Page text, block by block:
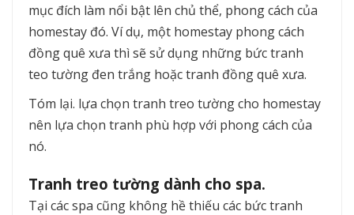
mục đích làm nổi bật lên chủ thể, phong cách của
homestay đó. Ví dụ, một homestay phong cách
đồng quê xưa thì sẽ sử dụng những bức tranh
teo tường đen trắng hoặc tranh đồng quê xưa.
Tóm lại. lựa chọn tranh treo tường cho homestay
nên lựa chọn tranh phù hợp với phong cách của
nó.
Tranh treo tường dành cho spa.
Tại các spa cũng không hề thiếu các bức tranh